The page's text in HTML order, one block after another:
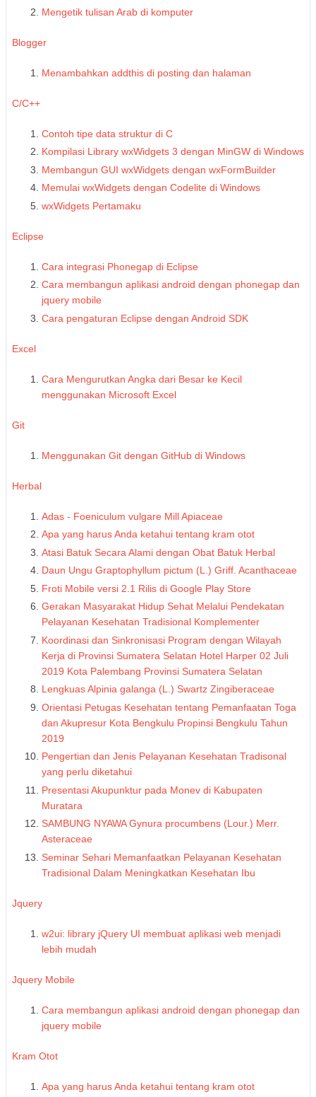
Mengetik tulisan Arab di komputer
Blogger
Menambahkan addthis di posting dan halaman
C/C++
Contoh tipe data struktur di C
Kompilasi Library wxWidgets 3 dengan MinGW di Windows
Membangun GUI wxWidgets dengan wxFormBuilder
Memulai wxWidgets dengan Codelite di Windows
wxWidgets Pertamaku
Eclipse
Cara integrasi Phonegap di Eclipse
Cara membangun aplikasi android dengan phonegap dan
jquery mobile
Cara pengaturan Eclipse dengan Android SDK
Excel
Cara Mengurutkan Angka dari Besar ke Kecil
menggunakan Microsoft Excel
Git
Menggunakan Git dengan GitHub di Windows
Herbal
Adas - Foeniculum vulgare Mill Apiaceae
Apa yang harus Anda ketahui tentang kram otot
Atasi Batuk Secara Alami dengan Obat Batuk Herbal
Daun Ungu Graptophyllum pictum (L.) Griff. Acanthaceae
Froti Mobile versi 2.1 Rilis di Google Play Store
Gerakan Masyarakat Hidup Sehat Melalui Pendekatan
Pelayanan Kesehatan Tradisional Komplementer
Koordinasi dan Sinkronisasi Program dengan Wilayah
Kerja di Provinsi Sumatera Selatan Hotel Harper 02 Juli
2019 Kota Palembang Provinsi Sumatera Selatan
Lengkuas Alpinia galanga (L.) Swartz Zingiberaceae
Orientasi Petugas Kesehatan tentang Pemanfaatan Toga
dan Akupresur Kota Bengkulu Propinsi Bengkulu Tahun
2019
Pengertian dan Jenis Pelayanan Kesehatan Tradisonal
yang perlu diketahui
Presentasi Akupunktur pada Monev di Kabupaten
Muratara
SAMBUNG NYAWA Gynura procumbens (Lour.) Merr.
Asteraceae
Seminar Sehari Memanfaatkan Pelayanan Kesehatan
Tradisional Dalam Meningkatkan Kesehatan Ibu
Jquery
w2ui: library jQuery UI membuat aplikasi web menjadi
lebih mudah
Jquery Mobile
Cara membangun aplikasi android dengan phonegap dan
jquery mobile
Kram Otot
Apa yang harus Anda ketahui tentang kram otot